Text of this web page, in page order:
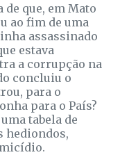
que, em Mato
ao fim de uma
assassinado
estava
a corrupção na
concluiu o
para o
para o País?
tabela de
hediondos,